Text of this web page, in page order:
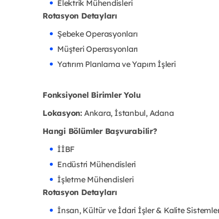
Elektrik Mühendisleri
Rotasyon Detayları
Şebeke Operasyonları
Müşteri Operasyonları
Yatırım Planlama ve Yapım İşleri
Fonksiyonel Birimler Yolu
Lokasyon:Ankara, İstanbul, Adana
Hangi Bölümler Başvurabilir?
İİBF
Endüstri Mühendisleri
İşletme Mühendisleri
Rotasyon Detayları
İnsan, Kültür ve İdari İşler & Kalite